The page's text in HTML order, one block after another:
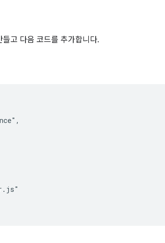
들고 다음 코드를 추가합니다.